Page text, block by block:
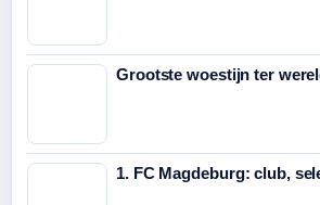
Grootste woestijn ter
1. FC Magdeburg: club,